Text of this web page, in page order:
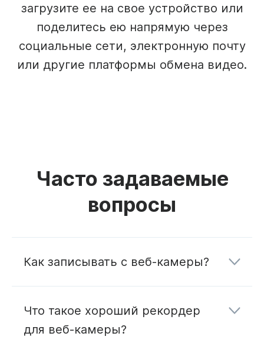
загрузите ее на свое устройство или
поделитесь ею напрямую через
социальные сети, электронную почту
или другие платформы обмена видео.
Часто задаваемые
вопросы
Как записывать с веб-камеры?
Что такое хороший рекордер
для веб-камеры?